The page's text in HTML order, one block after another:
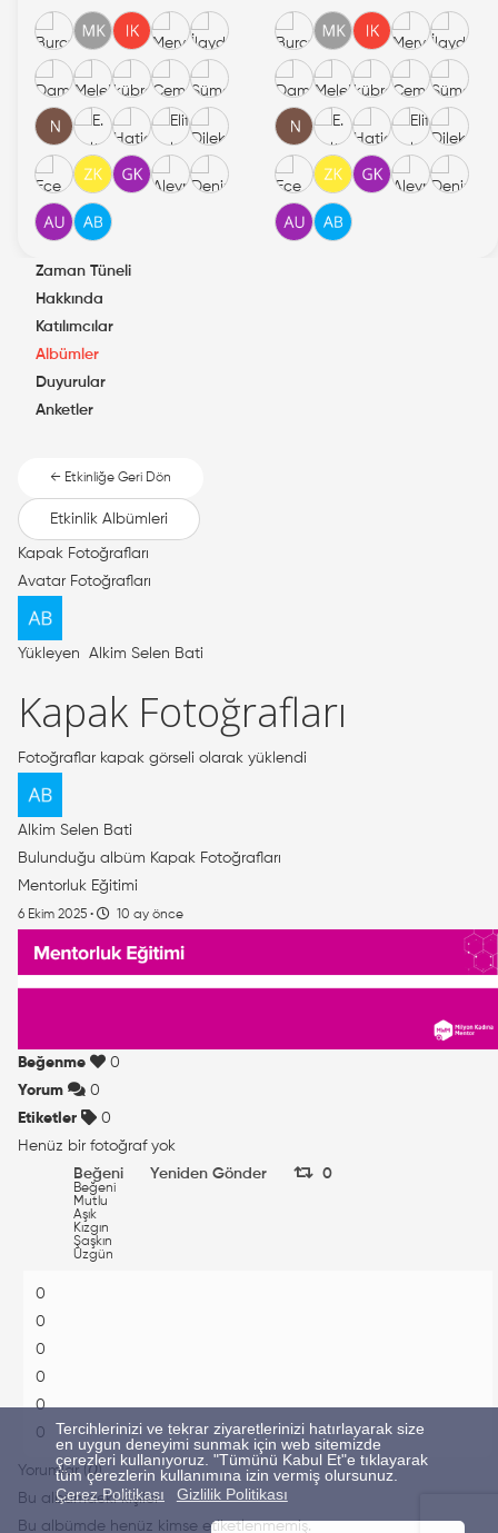
Tercihlerinizi ve tekrar ziyaretlerinizi hatırlayarak size
en uygun deneyimi sunmak için web sitemizde
çerezleri kullanıyoruz. "Tümünü Kabul Et"e tıklayarak
tüm çerezlerin kullanımına izin vermiş olursunuz.
Çerez Politikası
Gizlilik Politikası
Zaman Tüneli
Hakkında
Katılımcılar
Albümler
Duyurular
Anketler
← Etkinliğe Geri Dön
Etkinlik Albümleri
Kapak Fotoğrafları
Avatar Fotoğrafları
Yükleyen Alkim Selen Bati
Kapak Fotoğrafları
Fotoğraflar kapak görseli olarak yüklendi
Alkim Selen Bati
Bulunduğu albüm Kapak Fotoğrafları
Mentorluk Eğitimi
6 Ekim 2025 · 10 ay önce
Beğenme
0
Yorum
0
Etiketler
0
Henüz bir fotoğraf yok
Beğeni
Beğeni
Mutlu
Aşık
Kızgın
Şaşkın
Üzgün
Yeniden Gönder 0
0
0
0
0
0
0
Yorumlar ( 0)
Bu albümdeki kişiler
Bu albümde henüz kimse etiketlenmemiş.